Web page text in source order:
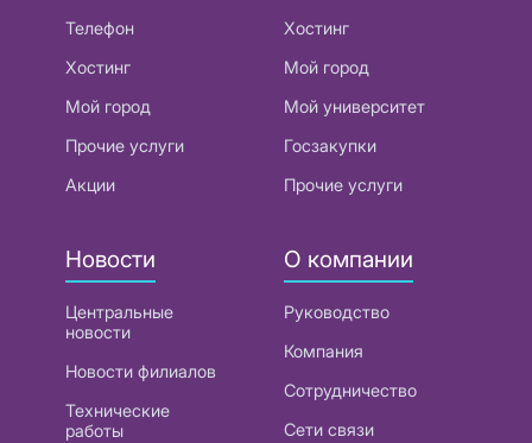
Телефон
Хостинг
Мой город
Прочие услуги
Акции
Хостинг
Мой город
Мой университет
Госзакупки
Прочие услуги
Новости
Центральные
новости
Новости филиалов
Технические
работы
О компании
Руководство
Компания
Сотрудничество
Сети связи